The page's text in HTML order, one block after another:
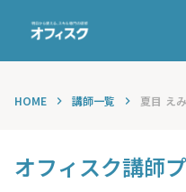
HOME keyboard_arrow_right 講師一覧 keyboard_arrow_right 夏目 えみ
オフィスク講師